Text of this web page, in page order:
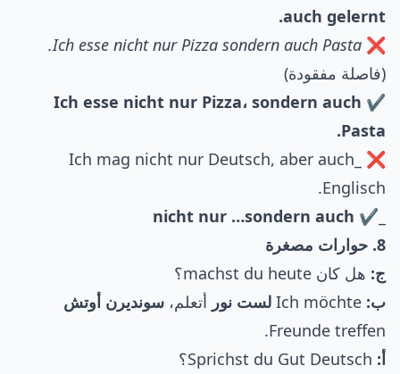
auch gelernt.
❌
Ich esse nicht nur Pizza sondern auch Pasta.
(فاصلة مفقودة)
✔ Ich esse nicht nur Pizza، sondern auch
Pasta.
❌ _Ich mag nicht nur Deutsch, aber auch
Englisch.
_✔
nicht nur …sondern auch
8. حوارات مصغرة
ج: هل كان machst du heute؟
ب:
لست نور أتعلم، سونديرن أوتش
Freunde treffen.
أ: